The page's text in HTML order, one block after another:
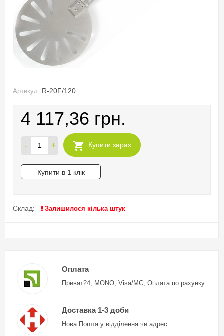
Артикул: R-20F/120
4 117,36 грн.
- + Купити зараз
Купити в 1 клік
Склад: Залишилося кілька штук
Оплата
Приват24, MONO, Visa/MC, Оплата по рахунку
Доставка 1-3 доби
Нова Пошта у відділення чи адрес